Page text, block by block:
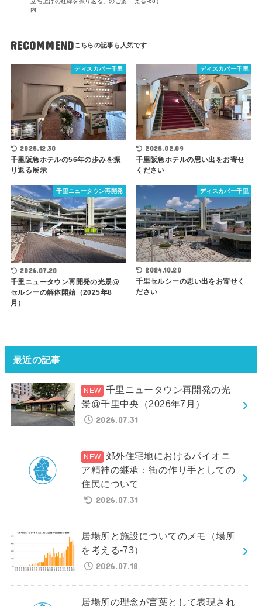
内
RECOMMEND
ディスカバー千里
2025.12.30
千里阪急ホテルの56年の歩みを振
り返る展示
ディスカバー千里
2025.02.09
千里阪急ホテルの思い出をお寄せ
ください
千里ニュータウン再開発
2026.07.20
千里ニュータウン再開発の光景@
セルシーの解体開始（2025年8
月）
ディスカバー千里
2024.10.20
千里セルシーの思い出をお寄せく
ださい
最近の記事
千里ニュータウン再開発の光
景@千里中央（2026年7月）
2026.07.31
郊外住宅地におけるパイオニ
ア精神の継承：街の作り手としての
住民について
2026.07.31
居場所と施設についてのメモ（場所
を考える-73）
2026.07.18
居場所の理念が言葉として表現され